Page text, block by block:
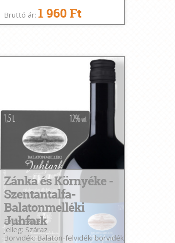
Bruttó ár: 1 960 Ft
Zánka és Környéke -
Szentantalfa-
Balatonmelléki
Juhfark
Fajta: Fehér
Jelleg: Száraz
Borvidék: Balaton-felvidéki borvidék